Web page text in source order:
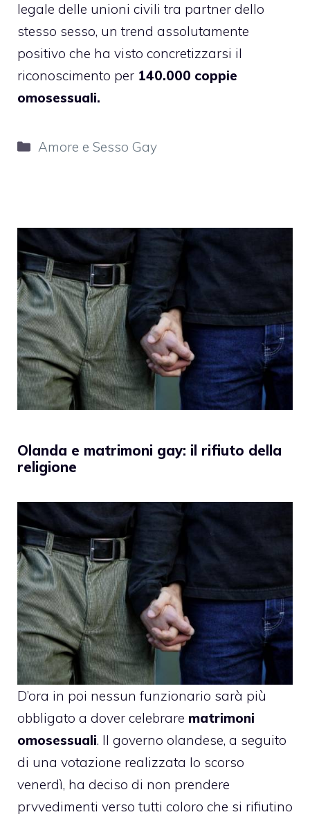
legale delle unioni civili tra partner dello
stesso sesso, un trend assolutamente
positivo che ha visto concretizzarsi il
riconoscimento per 140.000 coppie
omosessuali.
Categorie
Amore e Sesso Gay
Olanda e matrimoni gay: il rifiuto della
religione
D’ora in poi nessun funzionario sarà più
obbligato a dover celebrare matrimoni
omosessuali. Il governo olandese, a seguito
di una votazione realizzata lo scorso
venerdì, ha deciso di non prendere
prvvedimenti verso tutti coloro che si rifiutino